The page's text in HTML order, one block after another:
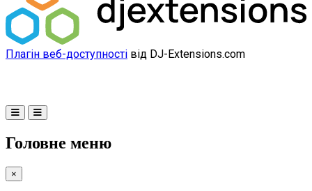
Плагін веб-доступності від DJ-Extensions.com
Головне меню
×